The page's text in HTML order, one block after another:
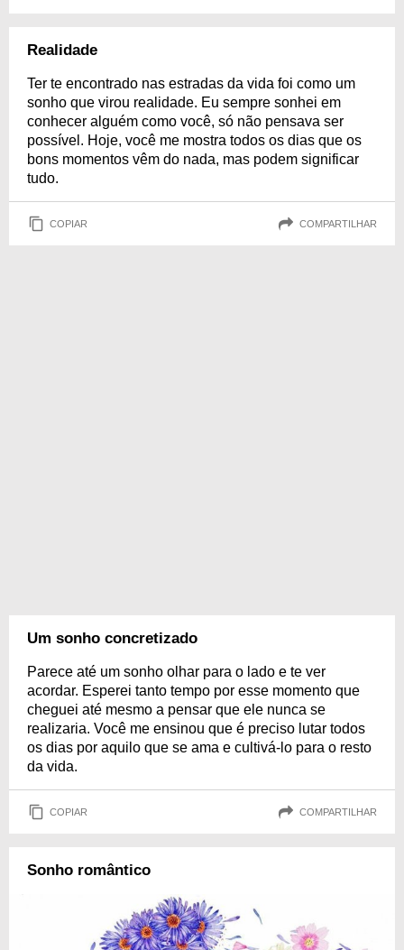
Realidade
Ter te encontrado nas estradas da vida foi como um
sonho que virou realidade. Eu sempre sonhei em
conhecer alguém como você, só não pensava ser
possível. Hoje, você me mostra todos os dias que os
bons momentos vêm do nada, mas podem significar
tudo.
COPIAR COMPARTILHAR
Um sonho concretizado
Parece até um sonho olhar para o lado e te ver
acordar. Esperei tanto tempo por esse momento que
cheguei até mesmo a pensar que ele nunca se
realizaria. Você me ensinou que é preciso lutar todos
os dias por aquilo que se ama e cultivá-lo para o resto
da vida.
COPIAR COMPARTILHAR
Sonho romântico